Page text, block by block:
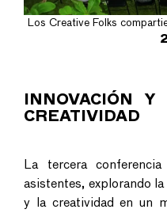
Los Creative Folks
INNOVACIÓN
CREATIVIDAD
La tercera
asistentes, explorando
y la creatividad en un